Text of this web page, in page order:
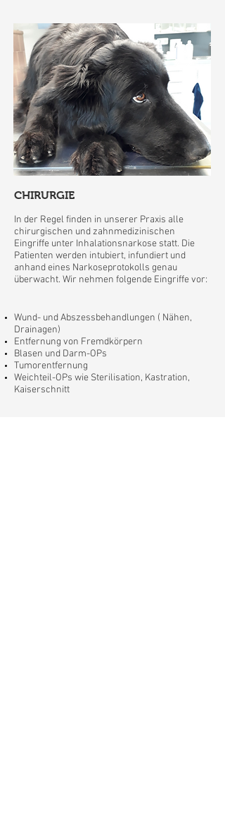
CHIRURGIE
In der Regel finden in unserer Praxis alle
chirurgischen und zahnmedizinischen
Eingriffe unter Inhalationsnarkose statt. Die
Patienten werden intubiert, infundiert und
anhand eines Narkoseprotokolls genau
überwacht. Wir nehmen folgende Eingriffe vor:
Wund- und Abszessbehandlungen ( Nähen,
Drainagen)
Entfernung von Fremdkörpern
Blasen und Darm-OPs
Tumorentfernung
Weichteil-OPs wie Sterilisation, Kastration,
Kaiserschnitt